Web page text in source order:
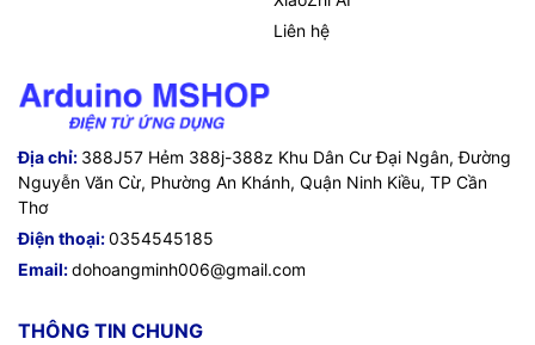
Liên hệ
Địa chỉ: 388J57 Hẻm 388j-388z Khu Dân Cư Đại Ngân, Đường
Nguyễn Văn Cừ, Phường An Khánh, Quận Ninh Kiều, TP Cần
Thơ
Điện thoại:0354545185
Email:dohoangminh006@gmail.com
THÔNG TIN CHUNG